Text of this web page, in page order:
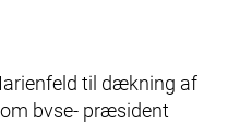
til dækning af
bvse- præsident